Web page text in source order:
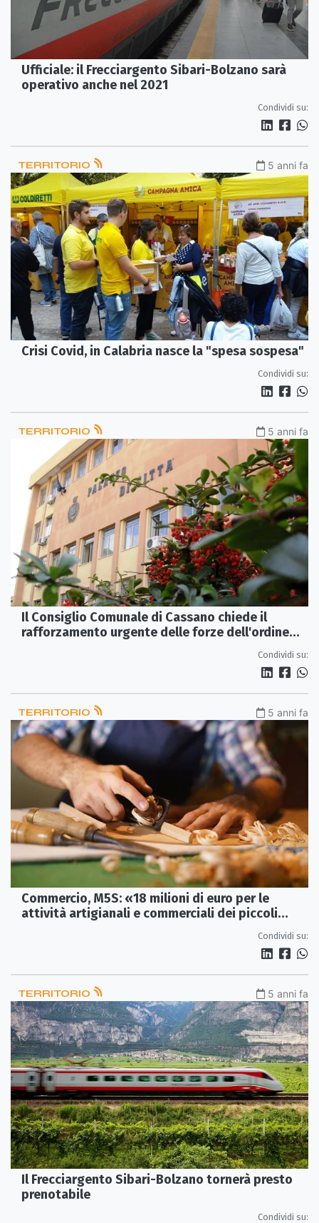
Ufficiale: il Frecciargento Sibari-Bolzano sarà
operativo anche nel 2021
Condividi su:
TERRITORIO 5 anni fa
Crisi Covid, in Calabria nasce la "spesa sospesa"
Condividi su:
TERRITORIO 5 anni fa
Il Consiglio Comunale di Cassano chiede il
rafforzamento urgente delle forze dell'ordine
Condividi su:
TERRITORIO 5 anni fa
Commercio, M5S: «18 milioni di euro per le
attività artigianali e commerciali dei piccoli
Condividi su:
TERRITORIO 5 anni fa
Il Frecciargento Sibari-Bolzano tornerà presto
prenotabile
Condividi su: